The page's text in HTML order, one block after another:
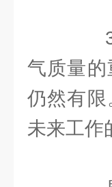
3.
气质量
仍然有
未来工作